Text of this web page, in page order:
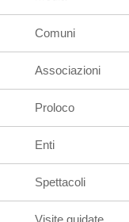
Comuni
Associazioni
Proloco
Enti
Spettacoli
Visite guidate